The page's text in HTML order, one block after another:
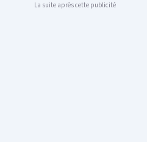
La suite après cette publicité